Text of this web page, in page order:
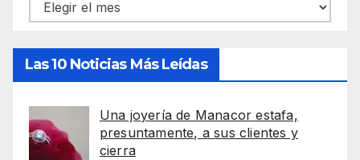
Archivos
Las 10 Noticias Más Leídas
Una joyería de Manacor estafa,
presuntamente, a sus clientes y
cierra